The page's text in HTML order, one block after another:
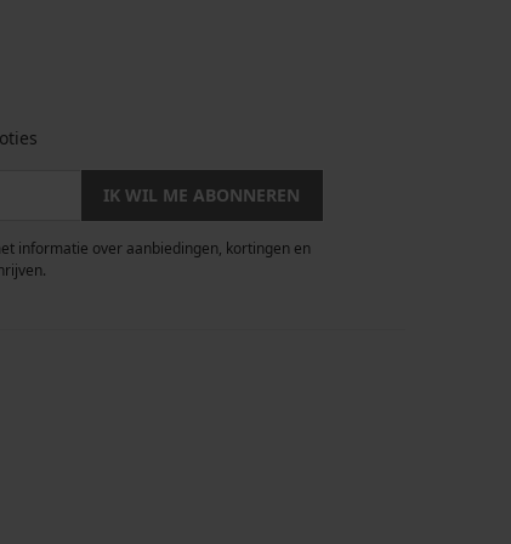
IK WIL ME ABONNEREN
informatie over aanbiedingen, kortingen en